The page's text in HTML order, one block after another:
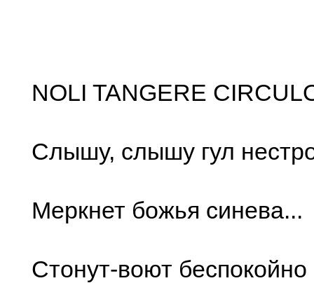
NOLI TANGERE
Слышу, слышу гул
Меркнет божья синева...
Стонут-воют беспокойно